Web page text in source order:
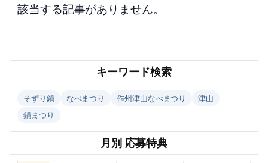
該当する記事がありません。
キーワード検索
そずり鍋 なべまつり 作州津山なべまつり
津山
鍋まつり
月別 応募特典